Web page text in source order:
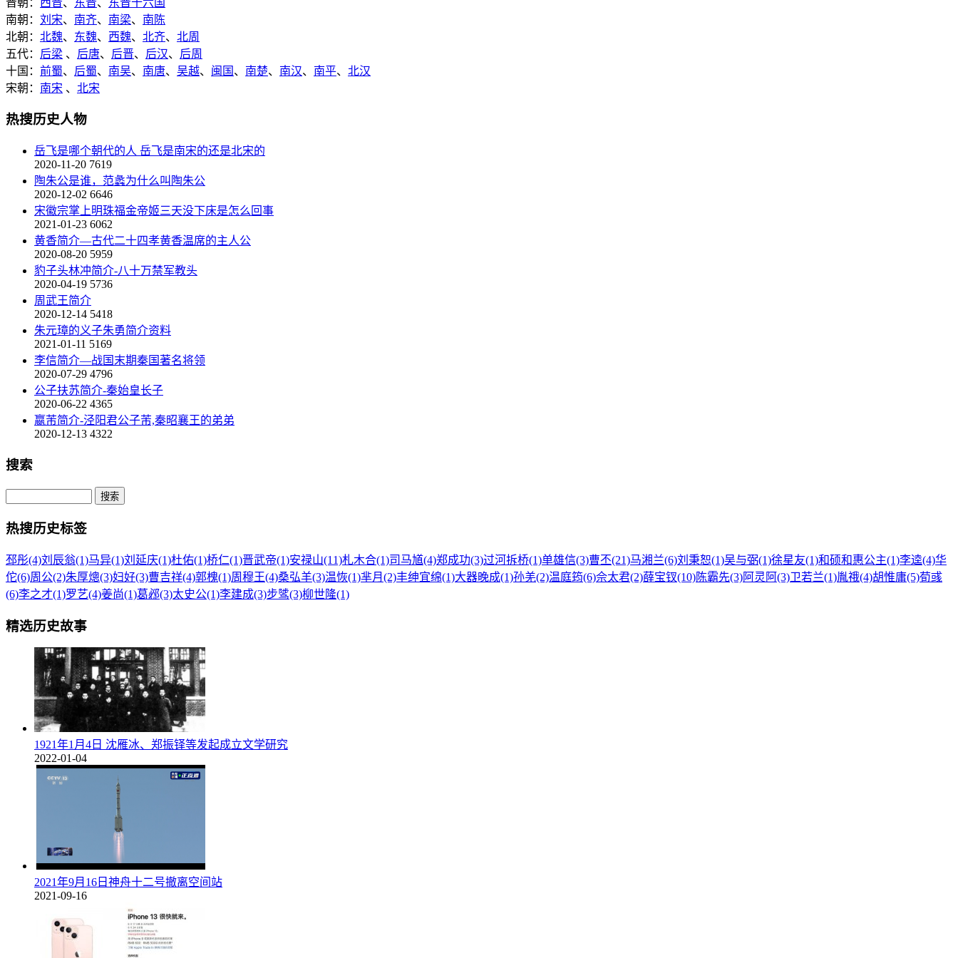
南朝： 刘宋、 南齐、 南梁、 南陈
北朝： 北魏、 东魏、 西魏、 北齐、 北周
五代： 后梁 、 后唐、 后晋、 后汉、 后周
十国： 前蜀、 后蜀、 南吴、 南唐、 吴越、 闽国 、 南楚、 南汉、 南平、 北汉
宋朝： 南宋 、 北宋
热搜历史人物
岳飞是哪个朝代的人 岳飞是南宋的还是北宋的
2020-11-20 7619
陶朱公是谁，范蠡为什么叫陶朱公
2020-12-02 6646
宋徽宗掌上明珠福金帝姬三天没下床是怎么回事
2021-01-23 6062
黄香简介—古代二十四孝黄香温席的主人公
2020-08-20 5959
豹子头林冲简介-八十万禁军教头
2020-04-19 5736
周武王简介
2020-12-14 5418
朱元璋的义子朱勇简介资料
2021-01-11 5169
李信简介—战国末期秦国著名将领
2020-07-29 4796
公子扶苏简介-秦始皇长子
2020-06-22 4365
嬴芾简介-泾阳君公子芾,秦昭襄王的弟弟
2020-12-13 4322
搜索
热搜历史标签
邳彤(4)刘辰翁(1)马异(1)刘延庆(1)杜佑(1)桥仁(1)晋武帝(1)安禄山(11)札木合(1)司马馗(4)郑成功(3)过河拆桥(1)单雄信(3)曹丕(21)马湘兰(6)刘秉恕(1)吴与弼(1)徐星友(1)和硕和惠公主(1)李逵(4)华
佗(6)周公(2)朱厚熜(3)妇好(3)曹吉祥(4)郭槐(1)周穆王(4)桑弘羊(3)温恢(1)芈月(2)丰绅宜绵(1)大器晚成(1)孙羌(2)温庭筠(6)佘太君(2)薛宝钗(10)陈霸先(3)阿灵阿(3)卫若兰(1)胤䄉(4)胡惟庸(5)荀彧
(6)李之才(1)罗艺(4)姜尚(1)葛邲(3)太史公(1)李建成(3)步骘(3)柳世隆(1)
精选历史故事
1921年1月4日 沈雁冰、郑振铎等发起成立文学研究
2022-01-04
2021年9月16日神舟十二号撤离空间站
2021-09-16